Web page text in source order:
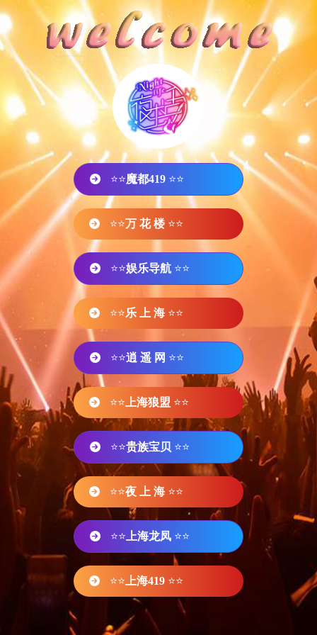
⭐⭐魔都419 ⭐⭐
⭐⭐万 花 楼 ⭐⭐
⭐⭐娱乐导航 ⭐⭐
⭐⭐乐 上 海 ⭐⭐
⭐⭐逍 遥 网 ⭐⭐
⭐⭐ 上海狼盟 ⭐⭐
⭐⭐贵族宝贝 ⭐⭐
⭐⭐夜 上 海 ⭐⭐
⭐⭐ 上海龙凤 ⭐⭐
⭐⭐ 上海419 ⭐⭐